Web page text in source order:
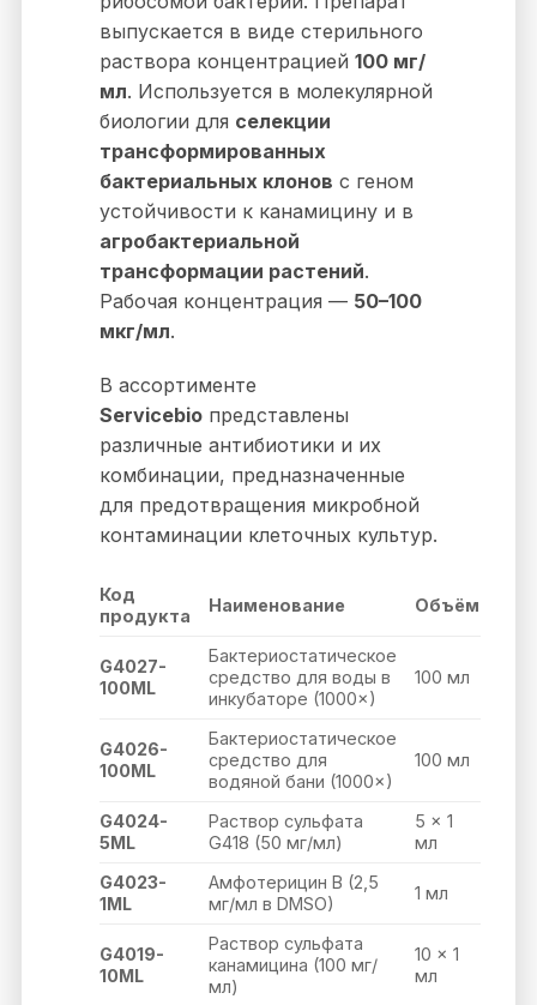
выпускается в виде стерильного
раствора концентрацией 100 мг/
мл. Используется в молекулярной
биологии для селекции
трансформированных
бактериальных клонов с геном
устойчивости к канамицину и в
агробактериальной
трансформации растений.
Рабочая концентрация — 50–100
мкг/мл.
В ассортименте
Servicebioпредставлены
различные антибиотики и их
комбинации, предназначенные
для предотвращения микробной
контаминации клеточных культур.
Код
продукта
Наименование Объём
G4027-
100ML
Бактериостатическое
средство для воды в
инкубаторе (1000×)
100 мл
G4026-
100ML
Бактериостатическое
средство для
водяной бани (1000×)
100 мл
G4024-
5ML
Раствор сульфата
G418 (50 мг/мл)
5 × 1
мл
G4023-
1ML
Амфотерицин B (2,5
мг/мл в DMSO)
1 мл
G4019-
10ML
Раствор сульфата
канамицина (100 мг/
мл)
10 × 1
мл